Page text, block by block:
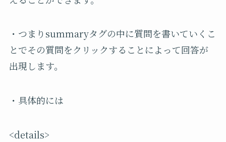
・つまりsummaryタグの中に質問を書いていくこ
とでその質問をクリックすることによって回答が
出現します。
・具体的には
<details>